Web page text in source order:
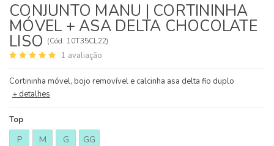
CONJUNTO MANU | CORTININHA
MÓVEL + ASA DELTA CHOCOLATE
LISO (Cód. 10T35CL22)
1 avaliação
Cortininha móvel, bojo removível e calcinha asa delta fio duplo
+ detalhes
Top
P M G GG